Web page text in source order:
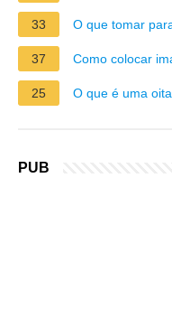
33 O que tomar
37 Como colocar
25 O que é uma
PUB